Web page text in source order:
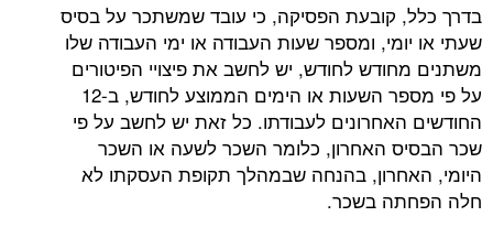
בדרך כלל, קובעת הפסיקה, כי עובד שמשתכר על בסיס
שעתי או יומי, ומספר שעות העבודה או ימי העבודה שלו
משתנים מחודש לחודש, יש לחשב את פיצויי הפיטורים
על פי מספר השעות או הימים הממוצע לחודש, ב-12
החודשים האחרונים לעבודתו. כל זאת יש לחשב על פי
שכר הבסיס האחרון, כלומר השכר לשעה או השכר
היומי, האחרון, בהנחה שבמהלך תקופת העסקתו לא
חלה הפחתה בשכר.